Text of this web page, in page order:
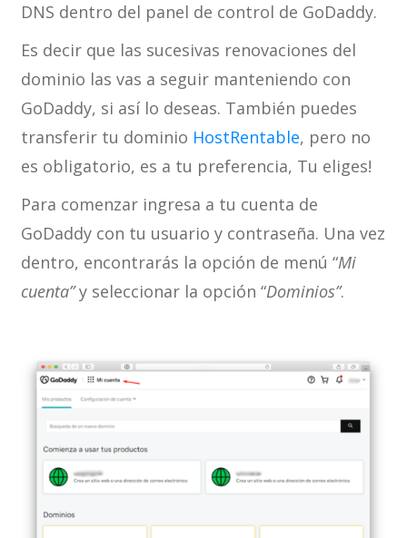
DNS dentro del panel de control de GoDaddy.
Es decir que las sucesivas renovaciones del
dominio las vas a seguir manteniendo con
GoDaddy, si así lo deseas. También puedes
transferir tu dominio HostRentable, pero no
es obligatorio, es a tu preferencia, Tu eliges!
Para comenzar ingresa a tu cuenta de
GoDaddy con tu usuario y contraseña. Una vez
dentro, encontrarás la opción de menú “Mi
cuenta”y seleccionar la opción “Dominios”.